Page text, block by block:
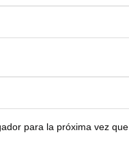
para la próxima vez que